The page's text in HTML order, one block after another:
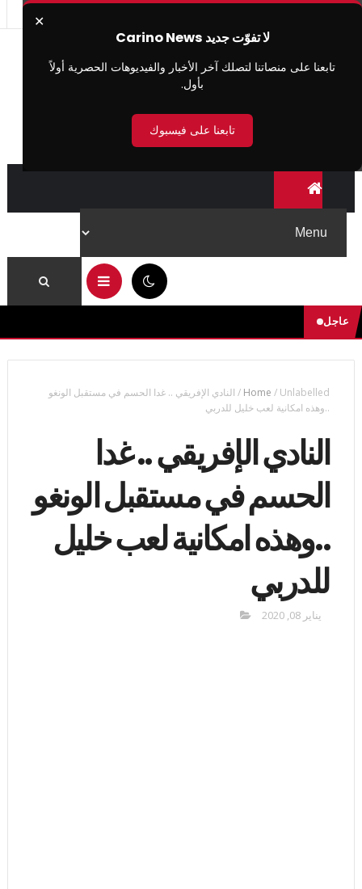
✕
لا تفوّت جديد Carino News
تابعنا على منصاتنا لتصلك آخر الأخبار والفيديوهات الحصرية أولاً
بأول.
تابعنا على فيسبوك
عاجل
Home / Unlabelled
/ النادي الإفريقي .. غدا الحسم في مستقبل الونغو
..وهذه امكانية لعب خليل للدربي
النادي الإفريقي .. غدا
الحسم في مستقبل الونغو
..وهذه امكانية لعب خليل
للدربي
يناير 08, 2020